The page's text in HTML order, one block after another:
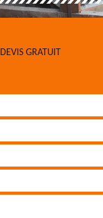
DEVIS GRATUIT